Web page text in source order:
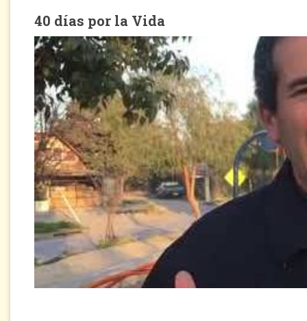
40 días por la Vida